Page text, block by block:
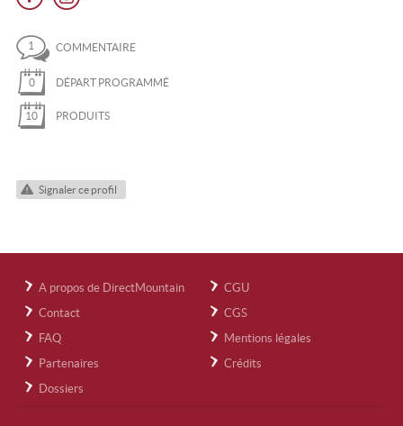
1 COMMENTAIRE
0 DÉPART PROGRAMMÉ
10 PRODUITS
Signaler ce profil
A propos de DirectMountain
Contact
FAQ
Partenaires
Dossiers
CGU
CGS
Mentions légales
Crédits